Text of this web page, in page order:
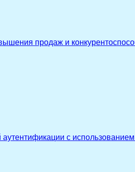
продаж и
с